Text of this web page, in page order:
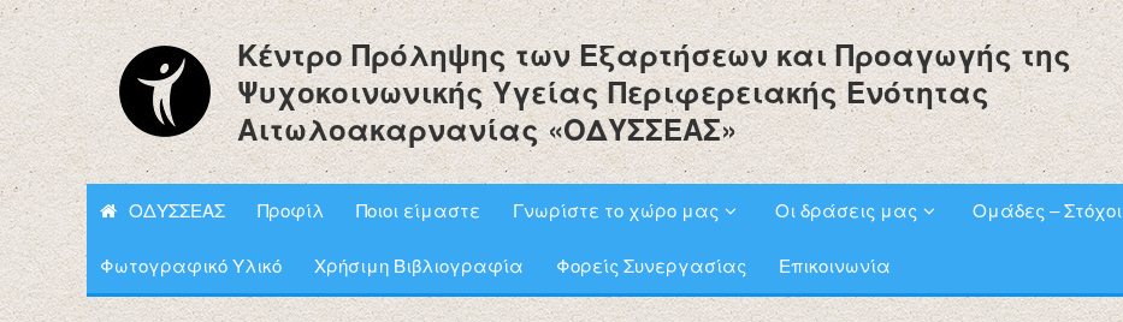
Κέντρο Πρόληψης των Εξαρτήσεων και Προαγωγής της
Ψυχοκοινωνικής Υγείας Περιφερειακής Ενότητας
Αιτωλοακαρνανίας «ΟΔΥΣΣΕΑΣ»
ΟΔΥΣΣΕΑΣ Προφίλ Ποιοι είμαστε Γνωρίστε το χώρο μας Οι δράσεις μας Ομάδες – Στόχοι
Φωτογραφικό Υλικό Χρήσιμη Βιβλιογραφία Φορείς Συνεργασίας Επικοινωνία